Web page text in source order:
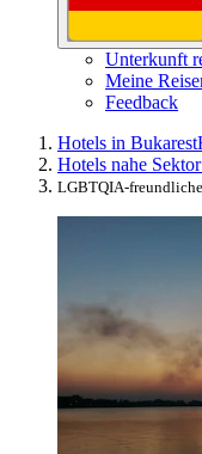
Unterkunft
Meine
Feedback
Hotels in Bukarest
Hotels nahe
LGBTQIA-